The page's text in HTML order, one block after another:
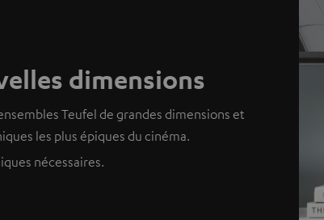
dimensions
Teufel de grandes dimensions et
les plus épiques du cinéma.
nécessaires.